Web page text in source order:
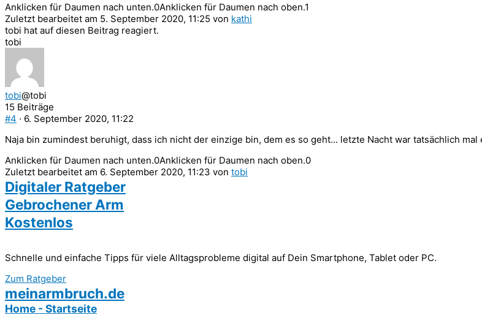
Anklicken für Daumen nach unten.0Anklicken für Daumen nach oben.1
Zuletzt bearbeitet am 5. September 2020, 11:25 von kathi
tobi hat auf diesen Beitrag reagiert.
tobi
tobi@tobi
15 Beiträge
#4 · 6. September 2020, 11:22
Naja bin zumindest beruhigt, dass ich nicht der einzige bin, dem es so geht... letzte Nacht war tatsächlich
Anklicken für Daumen nach unten.0Anklicken für Daumen nach oben.0
Zuletzt bearbeitet am 6. September 2020, 11:23 von tobi
Digitaler Ratgeber
Gebrochener Arm
Kostenlos
Schnelle und einfache Tipps für viele Alltagsprobleme digital auf Dein Smartphone, Tablet oder PC.
Zum Ratgeber
meinarmbruch.de
Home - Startseite